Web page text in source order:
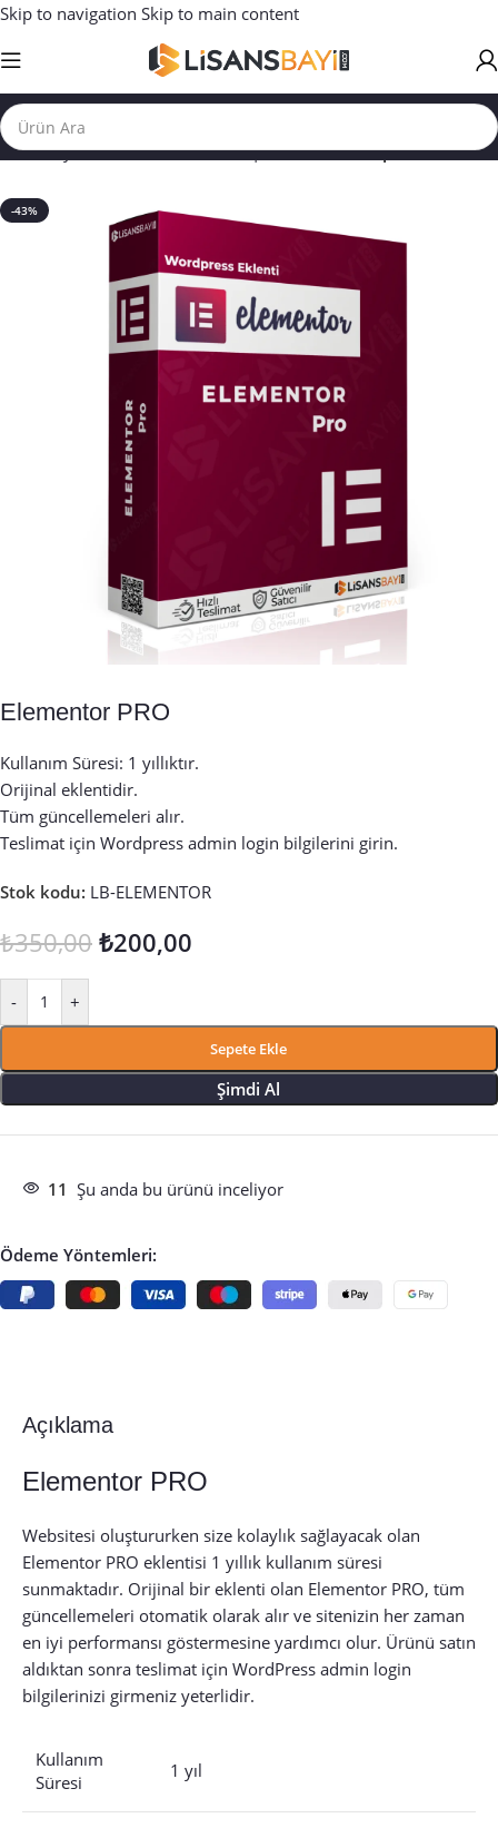
Skip to navigation Skip to main content
Ana Sayfa/ WORDPRESS TEMA | EKLENTİ/ Wordpress Eklenti
-43%
Elementor PRO
Kullanım Süresi: 1 yıllıktır.
Orijinal eklentidir.
Tüm güncellemeleri alır.
Teslimat için Wordpress admin login bilgilerini girin.
Stok kodu: LB-ELEMENTOR
₺350,00 ₺200,00
- +
Sepete Ekle
Şimdi Al
11 Şu anda bu ürünü inceliyor
Ödeme Yöntemleri:
Açıklama
Elementor PRO
Websitesi oluştururken size kolaylık sağlayacak olan
Elementor PRO eklentisi 1 yıllık kullanım süresi
sunmaktadır. Orijinal bir eklenti olan Elementor PRO, tüm
güncellemeleri otomatik olarak alır ve sitenizin her zaman
en iyi performansı göstermesine yardımcı olur. Ürünü satın
aldıktan sonra teslimat için WordPress admin login
bilgilerinizi girmeniz yeterlidir.
Kullanım
Süresi
1 yıl